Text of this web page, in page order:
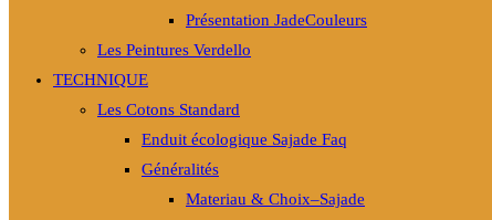
Présentation JadeCouleurs
Les Peintures Verdello
TECHNIQUE
Les Cotons Standard
Enduit écologique Sajade Faq
Généralités
Materiau & Choix–Sajade